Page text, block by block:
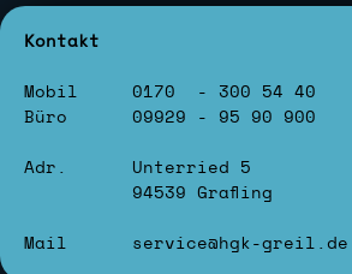
Kontakt
Mobil 0170 - 300 54 40
Büro 09929 - 95 90 900
Adr. Unterried 5
94539 Grafling
Mail service@hgk-greil.de